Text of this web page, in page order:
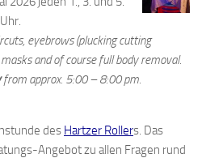
eyebrows (plucking cutting
and of course full body removal.
from approx. 5:00 – 8:00 pm.
des Hartzer Rollers. Das
Angebot zu allen Fragen rund